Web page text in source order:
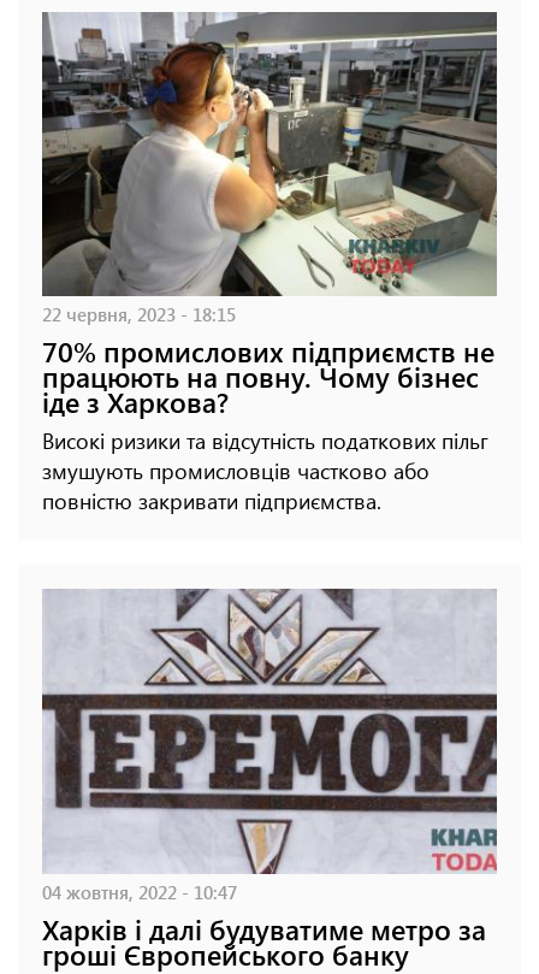
22 червня, 2023 - 18:15
70% промислових підприємств не
працюють на повну. Чому бізнес
іде з Харкова?
Високі ризики та відсутність податкових пільг
змушують промисловців частково або
повністю закривати підприємства.
04 жовтня, 2022 - 10:47
Харків і далі будуватиме метро за
гроші Європейського банку